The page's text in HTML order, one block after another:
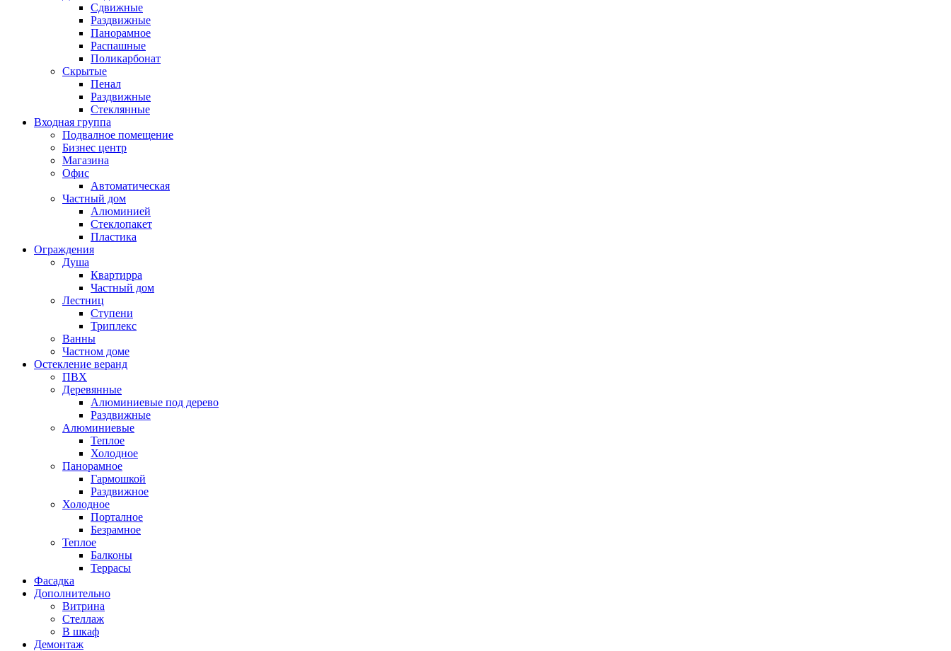
Сдвижные
Раздвижные
Панорамное
Распашные
Поликарбонат
Скрытые
Пенал
Раздвижные
Стеклянные
Входная группа
Подвалное помещение
Бизнес центр
Магазина
Офис
Автоматическая
Частный дом
Алюминией
Стеклопакет
Пластика
Ограждения
Душа
Квартирра
Частный дом
Лестниц
Ступени
Триплекс
Ванны
Частном доме
Остекление веранд
ПВХ
Деревянные
Алюминиевые под дерево
Раздвижные
Алюминиевые
Теплое
Холодное
Панорамное
Гармошкой
Раздвижное
Холодное
Порталное
Безрамное
Теплое
Балконы
Террасы
Фасадка
Дополнительно
Витрина
Стеллаж
В шкаф
Демонтаж